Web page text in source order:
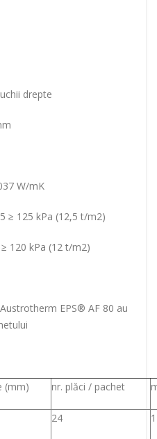
drepte
W/mK
≥ 125 kPa (12,5 t/m2)
120 kPa (12 t/m2)
EPS® AF 80 au
(mm) nr. plăci / pachet
24